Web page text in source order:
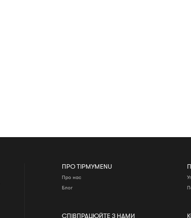
ПРО TIPMYMENU
Про нас
Блог
СПІВПРАЦЮЙТЕ З НАМИ